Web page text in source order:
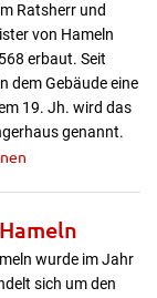
Ratsherr und
von Hameln
erbaut. Seit
dem Gebäude eine
19. Jh. wird das
genannt.
wurde im Jahr
sich um den